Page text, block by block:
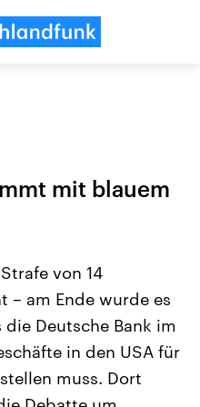
aus
USA
Aktuelle Beiträge,
Hintergründe
Wirtschaftlich und
gehören die Vereinigten
den mächtigsten Ländern
mit großem Einfluss auf
mit blauem
von 14
– am Ende wurde es
Deutsche Bank im
in den USA für
muss. Dort